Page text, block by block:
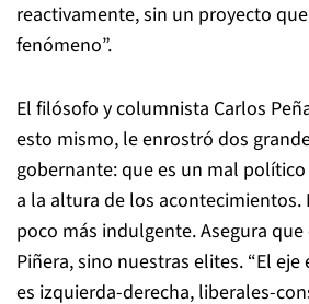
reactivamente, sin un proyecto
fenómeno”.
El filósofo y columnista Carlos
esto mismo, le enrostró dos
gobernante: que es un mal
a la altura de los acontecimientos.
poco más indulgente. Asegura
Piñera, sino nuestras elites. “El
es izquierda-derecha, liberales-